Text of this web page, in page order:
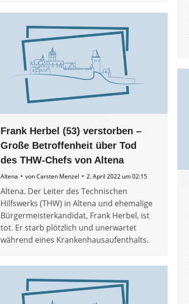
Frank Herbel (53) verstorben –
Große Betroffenheit über Tod
des THW-Chefs von Altena
Altena vonCarsten Menzel 2. April 2022 um 02:15
Altena. Der Leiter des Technischen
Hilfswerks (THW) in Altena und ehemalige
Bürgermeisterkandidat, Frank Herbel, ist
tot. Er starb plötzlich und unerwartet
während eines Krankenhausaufenthalts.